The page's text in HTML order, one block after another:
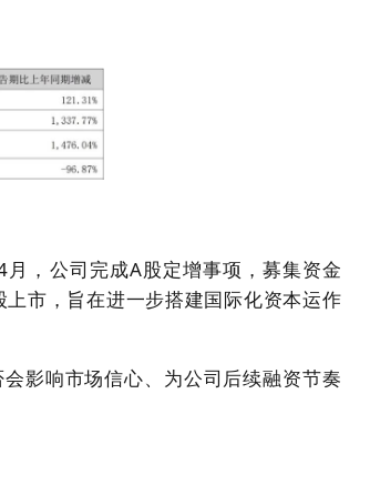
，公司完成A股定增事项，募集资金
市，旨在进一步搭建国际化资本运作
影响市场信心、为公司后续融资节奏